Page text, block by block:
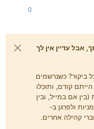
0
אבל עדיין אין לך
ביקור? כשנרשמים
קודם, ותוכלו
אם במייל, ובין
ולפרגן ב-